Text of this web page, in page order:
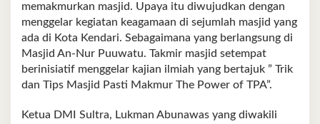
memakmurkan masjid. Upaya itu diwujudkan dengan
menggelar kegiatan keagamaan di sejumlah masjid yang
ada di Kota Kendari. Sebagaimana yang berlangsung di
Masjid An-Nur Puuwatu. Takmir masjid setempat
berinisiatif menggelar kajian ilmiah yang bertajuk ” Trik
dan Tips Masjid Pasti Makmur The Power of TPA”.
Ketua DMI Sultra, Lukman Abunawas yang diwakili